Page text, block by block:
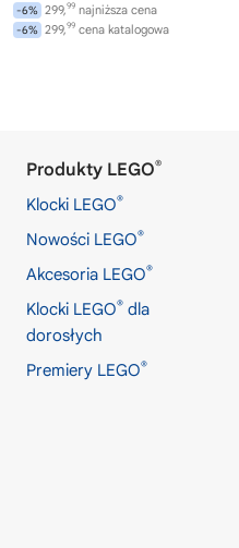
-6% 299,99 najniższa cena
-6% 299,99 cena katalogowa
Produkty LEGO®
Klocki LEGO®
Nowości LEGO®
Akcesoria LEGO®
Klocki LEGO® dla
dorosłych
Premiery LEGO®